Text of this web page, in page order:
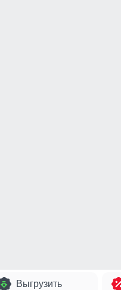
Выгрузить